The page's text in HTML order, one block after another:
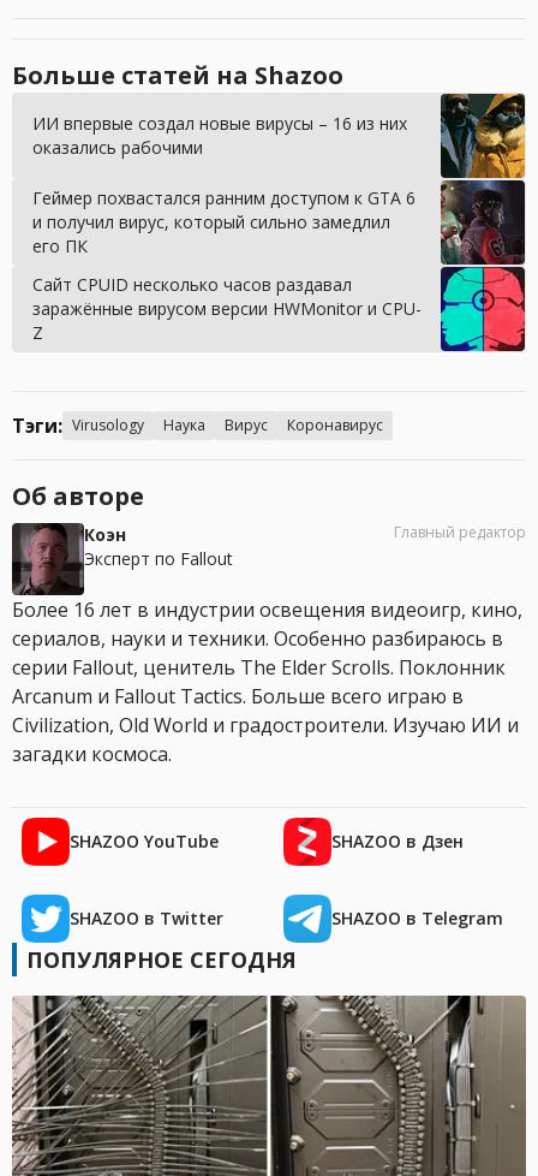
Больше статей на Shazoo
ИИ впервые создал новые вирусы – 16 из них
оказались рабочими
Геймер похвастался ранним доступом к GTA 6
и получил вирус, который сильно замедлил
его ПК
Сайт CPUID несколько часов раздавал
заражённые вирусом версии HWMonitor и CPU-
Z
Тэги: Virusology Наука Вирус Коронавирус
Об авторе
Коэн
Эксперт по Fallout
Главный редактор
Более 16 лет в индустрии освещения видеоигр, кино,
сериалов, науки и техники. Особенно разбираюсь в
серии Fallout, ценитель The Elder Scrolls. Поклонник
Arcanum и Fallout Tactics. Больше всего играю в
Civilization, Old World и градостроители. Изучаю ИИ и
загадки космоса.
SHAZOO YouTube SHAZOO в Дзен
SHAZOO в Twitter SHAZOO в Telegram
ПОПУЛЯРНОЕ СЕГОДНЯ